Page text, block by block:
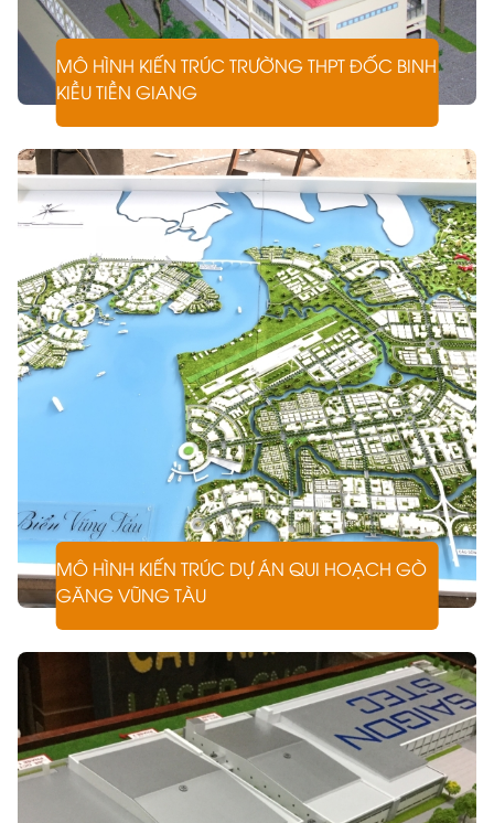
MÔ HÌNH KIẾN TRÚC TRƯỜNG THPT ĐỐC BINH
KIỀU TIỀN GIANG
MÔ HÌNH KIẾN TRÚC DỰ ÁN QUI HOẠCH GÒ
GĂNG VŨNG TÀU